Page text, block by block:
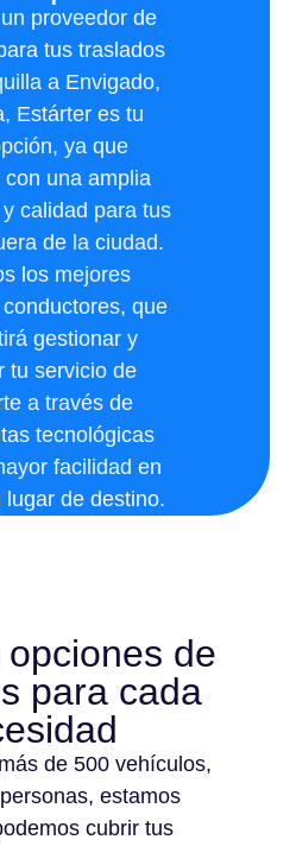
proveedor de
tus traslados
a Envigado,
Estárter es tu
ya que
con una amplia
calidad para tus
de la ciudad.
los mejores
que
gestionar y
tu servicio de
a través de
tecnológicas
facilidad en
lugar de destino.
de
para cada
de 500 vehículos,
estamos
cubrir tus